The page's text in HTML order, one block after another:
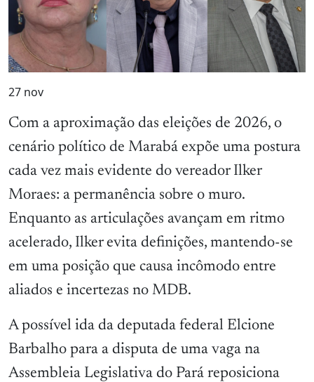
27 nov
Com a aproximação das eleições de 2026, o
cenário político de Marabá expõe uma postura
cada vez mais evidente do vereador Ilker
Moraes: a permanência sobre o muro.
Enquanto as articulações avançam em ritmo
acelerado, Ilker evita definições, mantendo-se
em uma posição que causa incômodo entre
aliados e incertezas no MDB.
A possível ida da deputada federal Elcione
Barbalho para a disputa de uma vaga na
Assembleia Legislativa do Pará reposiciona